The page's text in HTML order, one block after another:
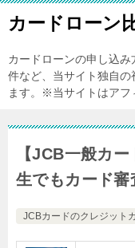
カードローン
カードローンの申し込
件など、当サイト独自
ます。※当サイトはアフ
【JCB一般カ
生でもカード審
JCBカードのクレジット